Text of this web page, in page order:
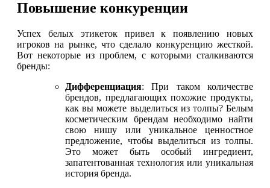
Повышение конкуренции
Успех белых этикеток привел к появлению новых
игроков на рынке, что сделало конкуренцию жесткой.
Вот некоторые из проблем, с которыми сталкиваются
бренды:
Дифференциация: При таком количестве
брендов, предлагающих похожие продукты,
как вы можете выделиться из толпы? Белым
косметическим брендам необходимо найти
свою нишу или уникальное ценностное
предложение, чтобы выделиться из толпы.
Это может быть особый ингредиент,
запатентованная технология или уникальная
история бренда.